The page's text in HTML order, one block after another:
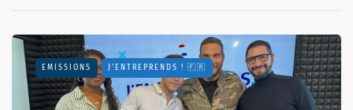
EMISSIONS J'ENTREPRENDS ! 🇫🇷